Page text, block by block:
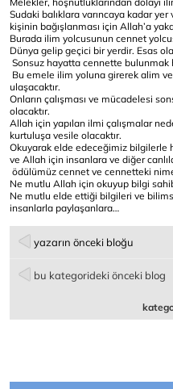
Sudaki balıklara varıncaya kadar
kişinin bağışlanması için Allah’a
Burada ilim yolcusunun cennet
Dünya gelip geçici bir yerdir. Esas
Sonsuz hayatta cennette bulunmak
Bu emele ilim yoluna girerek alim
ulaşacaktır.
Onların çalışması ve mücadelesi
olacaktır.
Allah için yapılan ilmi çalışmalar
kurtuluşa vesile olacaktır.
Okuyarak elde edeceğimiz bilgilerle
ve Allah için insanlara ve diğer
ödülümüz cennet ve cennetteki
Ne mutlu Allah için okuyup bilgi
Ne mutlu elde ettiği bilgileri ve
insanlarla paylaşanlara…
yazarın önceki bloğu
bu kategorideki önceki blog